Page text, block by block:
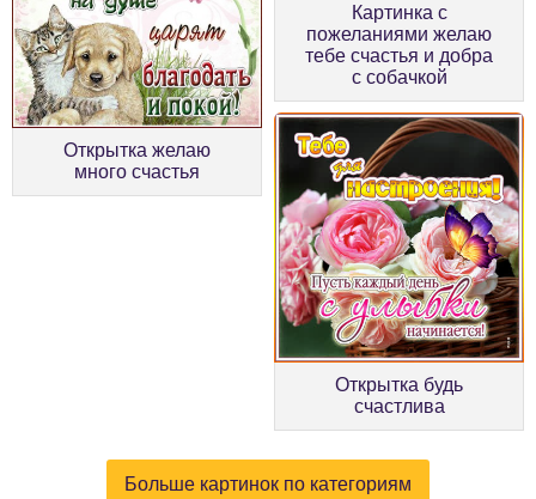
Картинка с
пожеланиями желаю
тебе счастья и добра
с собачкой
Открытка желаю
много счастья
Открытка будь
счастлива
Больше картинок по категориям